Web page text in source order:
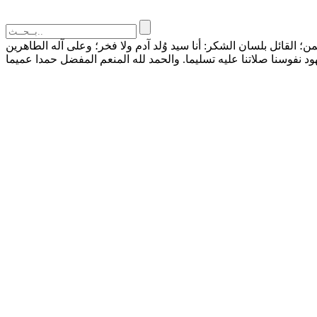
بلسان الشكر: أنا سيد وُلد آدم ولا فخر؛ وعلى آله الطاهرين